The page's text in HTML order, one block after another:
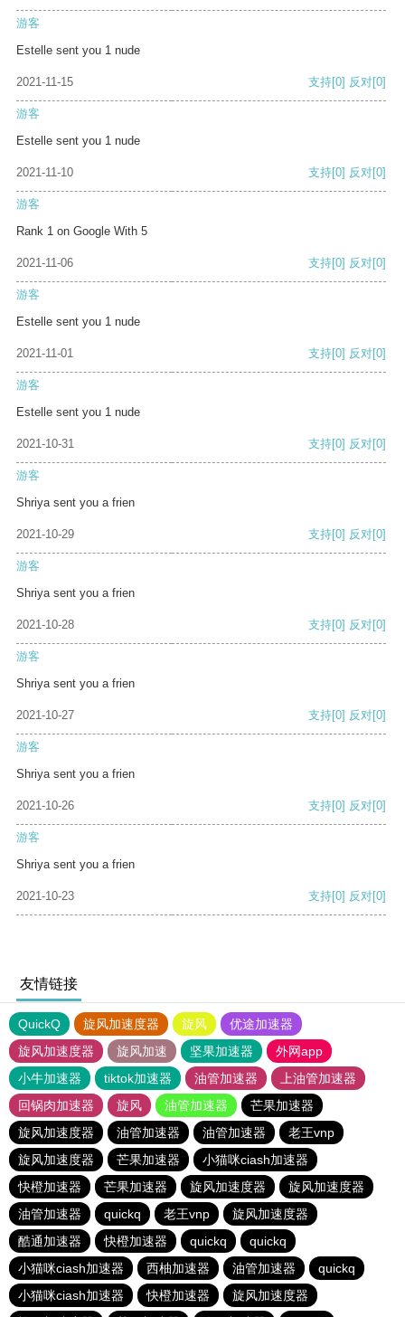
游客
Estelle sent you 1 nude
2021-11-15 支持[0] 反对[0]
游客
Estelle sent you 1 nude
2021-11-10 支持[0] 反对[0]
游客
Rank 1 on Google With 5
2021-11-06 支持[0] 反对[0]
游客
Estelle sent you 1 nude
2021-11-01 支持[0] 反对[0]
游客
Estelle sent you 1 nude
2021-10-31 支持[0] 反对[0]
游客
Shriya sent you a frien
2021-10-29 支持[0] 反对[0]
游客
Shriya sent you a frien
2021-10-28 支持[0] 反对[0]
游客
Shriya sent you a frien
2021-10-27 支持[0] 反对[0]
游客
Shriya sent you a frien
2021-10-26 支持[0] 反对[0]
游客
Shriya sent you a frien
2021-10-23 支持[0] 反对[0]
友情链接
QuickQ 旋风加速度器 旋风
优途加速器
旋风加速度器
旋风加速 坚果加速器
外网app
小牛加速器
tiktok加速器 油管加速器
上油管加速器
回锅肉加速器
旋风 油管加速器
芒果加速器
旋风加速度器
油管加速器 油管加速器
老王vnp
旋风加速度器
芒果加速器
小猫咪ciash加速器
快橙加速器
芒果加速器 旋风加速度器
旋风加速度器
油管加速器
quickq 老王vnp
旋风加速度器
酷通加速器
快橙加速器 quickq
quickq
小猫咪ciash加速器
西柚加速器 油管加速器
quickq
小猫咪ciash加速器
快橙加速器
旋风加速度器